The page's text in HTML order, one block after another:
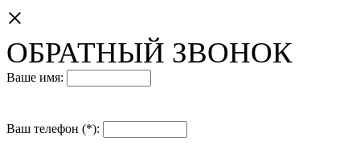
×
ОБРАТНЫЙ ЗВОНОК
Ваше имя:
Ваш телефон (*):